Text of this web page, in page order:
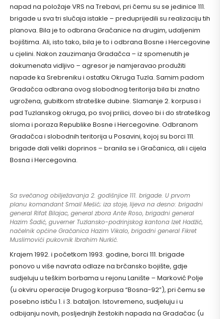
napad na položaje VRS na Trebavi, pri čemu su se jedinice 111.
brigade u sva tri slučaja istakle – preduprijedili su realizaciju tih
planova. Bila je to odbrana Gračanice na drugim, udaljenim
bojištima. Ali, isto tako, bila je to i odbrana Bosne i Hercegovine
u cjelini. Nakon zauzimanja Gradačca – iz spomenutih je
dokumenata vidljivo – agresor je namjeravao produžiti
napade ka Srebreniku i ostatku Okruga Tuzla. Samim padom
Gradačca odbrana ovog slobodnog teritorija bila bi znatno
ugrožena, gubitkom strateške dubine. Slamanje 2. korpusa i
pad Tuzlanskog okruga, po svoj prilici, doveo bi i do strateškog
sloma i poraza Republike Bosne i Hercegovine. Odbranom
Gradačca i slobodnih teritorija u Posavini, kojoj su borci 111.
brigade dali veliki doprinos – branila se i Gračanica, ali i cijela
Bosna i Hercegovina.
Sa svečanog obilježavanja 2. godišnjice 111. brigade. U prvom
planu komandant Smail Mešić; iza stoje, lijeva na desno: brigadni
general Rifat Bilajac, general zbora Ante Roso, brigadni general
Hazim Šadić, guverner Tuzlansko-podrinjskog kantona Izet Hadžić,
načelnik općine Gračanica Hazim Vikalo, brigadni general Fikret
Muslimovići pukovnik Ibrahim Nurkić.
Krajem 1992. i početkom 1993. godine, borci 111. brigade
ponovo u više navrata odlaze na brčansko bojište, gdje
sudjeluju u teškim borbama u rejonu Lanište – Marković Polje
(u okviru operacije Drugog korpusa “Bosna-92”), pri čemu se
posebno ističu 1. i 3. bataljon. Istovremeno, sudjeluju i u
odbijanju novih, posljednjih žestokih napada na Gradačac (u